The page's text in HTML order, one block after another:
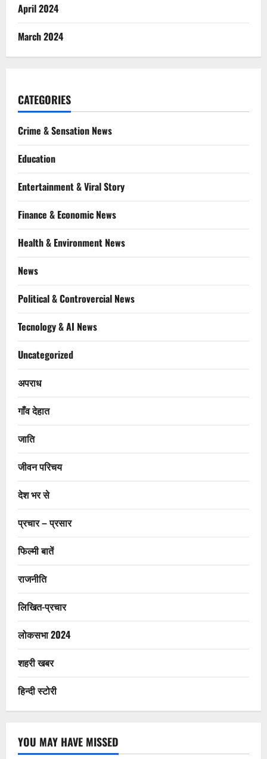
April 2024
March 2024
CATEGORIES
Crime & Sensation News
Education
Entertainment & Viral Story
Finance & Economic News
Health & Environment News
News
Political & Controvercial News
Tecnology & AI News
Uncategorized
अपराध
गाँव देहात
जाति
जीवन परिचय
देश भर से
प्रचार – प्रसार
फिल्मी बातें
राजनीति
लिखित-प्रचार
लोकसभा 2024
शहरी खबर
हिन्दी स्टोरी
YOU MAY HAVE MISSED